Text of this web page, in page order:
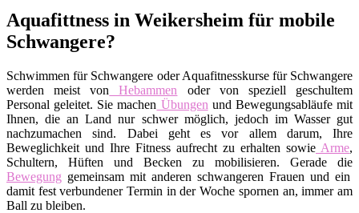
Aquafittness in Weikersheim für mobile
Schwangere?
Schwimmen für Schwangere oder Aquafitnesskurse für Schwangere
werden meist von Hebammen oder von speziell geschultem
Personal geleitet. Sie machen Übungen und Bewegungsabläufe mit
Ihnen, die an Land nur schwer möglich, jedoch im Wasser gut
nachzumachen sind. Dabei geht es vor allem darum, Ihre
Beweglichkeit und Ihre Fitness aufrecht zu erhalten sowie Arme,
Schultern, Hüften und Becken zu mobilisieren. Gerade die
Bewegung gemeinsam mit anderen schwangeren Frauen und ein
damit fest verbundener Termin in der Woche spornen an, immer am
Ball zu bleiben.